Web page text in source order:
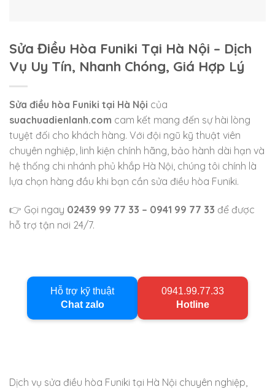
Sửa Điều Hòa Funiki Tại Hà Nội – Dịch
Vụ Uy Tín, Nhanh Chóng, Giá Hợp Lý
Sửa điều hòa Funiki tại Hà Nội của
suachuadienlanh.com cam kết mang đến sự hài lòng
tuyệt đối cho khách hàng. Với đội ngũ kỹ thuật viên
chuyên nghiệp, linh kiện chính hãng, bảo hành dài hạn và
hệ thống chi nhánh phủ khắp Hà Nội, chúng tôi chính là
lựa chọn hàng đầu khi bạn cần sửa điều hòa Funiki.
👉 Gọi ngay 02439 99 77 33 – 0941 99 77 33 để được
hỗ trợ tận nơi 24/7.
Hỗ trợ kỹ thuật
Chat zalo
0941.99.77.33
Hotline
Dịch vụ sửa điều hòa Funiki tại Hà Nội chuyên nghiệp,